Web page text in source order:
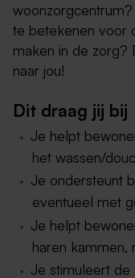
te betekenen voor
maken in de zorg?
naar jou!
Dit draag jij bij
Je helpt
het wassen/
Je ondersteunt
eventueel met
Je helpt
haren kammen,
Je stimuleert de